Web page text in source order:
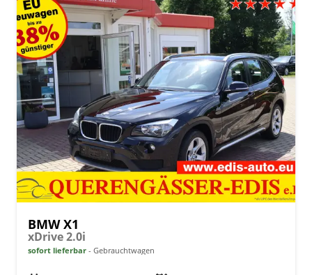
BMW X1
xDrive 2.0i
sofort lieferbar Gebrauchtwagen